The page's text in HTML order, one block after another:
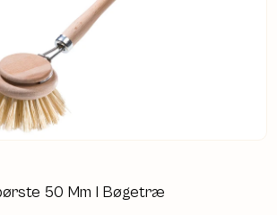
50 Mm I Bøgetræ